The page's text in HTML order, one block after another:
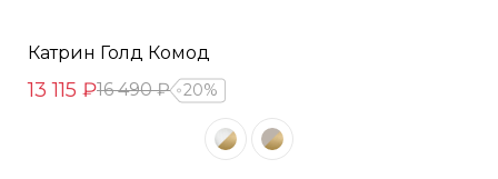
Катрин Голд Комод
13 115 ₽16 490 ₽ 20%